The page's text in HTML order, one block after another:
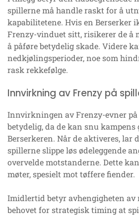
spillerne må handle raskt for å
kapabilitetene. Hvis en Berserker
Frenzy-vinduet sitt, risikerer de å
å påføre betydelig skade. Videre
nedkjølingsperioder, noe som
rask rekkefølge.
Innvirkning av Frenzy på
Innvirkningen av Frenzy-evner
betydelig, da de kan snu
Berserkeren. Når de aktiveres, lar
spillerne slippe løs ødeleggende
overvelde motstanderne. Dette
møter, spesielt mot tøffere fiender.
Imidlertid betyr avhengigheten av
behovet for strategisk timing at